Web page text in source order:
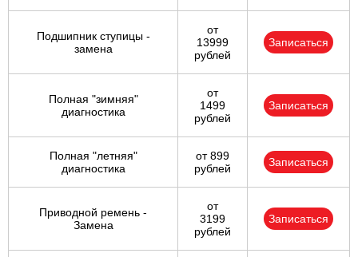
Подшипник ступицы -
замена
от
13999
рублей
Записаться
Полная "зимняя"
диагностика
от
1499
рублей
Записаться
Полная "летняя"
диагностика
от 899
рублей
Записаться
Приводной ремень -
Замена
от
3199
рублей
Записаться